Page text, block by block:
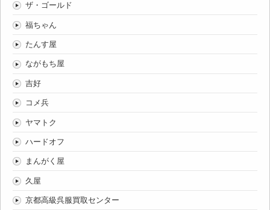
ザ・ゴールド
福ちゃん
たんす屋
ながもち屋
吉好
コメ兵
ヤマトク
ハードオフ
まんがく屋
久屋
京都高級呉服買取センター